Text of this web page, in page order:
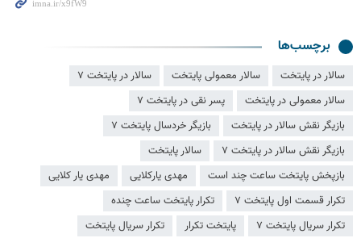
برچسب‌ها
سالار در پایتخت سالار معمولی پایتخت
سالار در پایتخت ۷
سالار معمولی در پایتخت
پسر نقی در پایتخت ۷
بازیگر نقش سالار در پایتخت
بازیگر خردسال پایتخت ۷
بازیگر نقش سالار در پایتخت ۷
سالار پایتخت
بازپخش پایتخت ساعت چند است
مهدی یارکلایی
مهدی یار کلایی
تکرار قسمت اول پایتخت ۷
تکرار پایتخت ساعت چنده
تکرار سریال پایتخت ۷
پایتخت تکرار
تکرار سریال پایتخت